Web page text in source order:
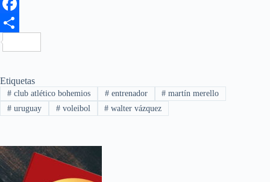
F
a
e
b
o
k
p
a
t
Etiquetas
#club atlético bohemios #entrenador # martín merello
#uruguay #voleibol # walter vázquez